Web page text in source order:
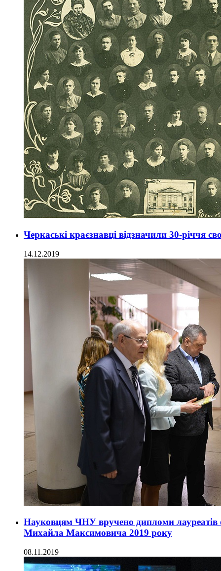
Черкаські краєзнавці відзначили 30-річчя
14.12.2019
Науковцям ЧНУ вручено дипломи лауреатів
Михайла Максимовича 2019 року
08.11.2019